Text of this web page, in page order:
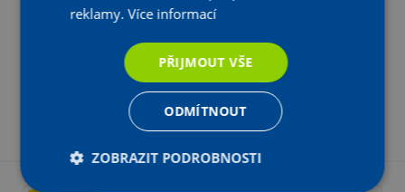
U Dodavatele
Na objednání
3 067
2 535,30 Kč bez DPH
KS Vložit do košíku
reklamy.Více informací
PŘIJMOUT VŠE
ODMÍTNOUT
ZOBRAZIT PODROBNOSTI